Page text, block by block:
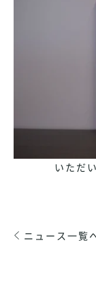
いただ
ニュース一覧